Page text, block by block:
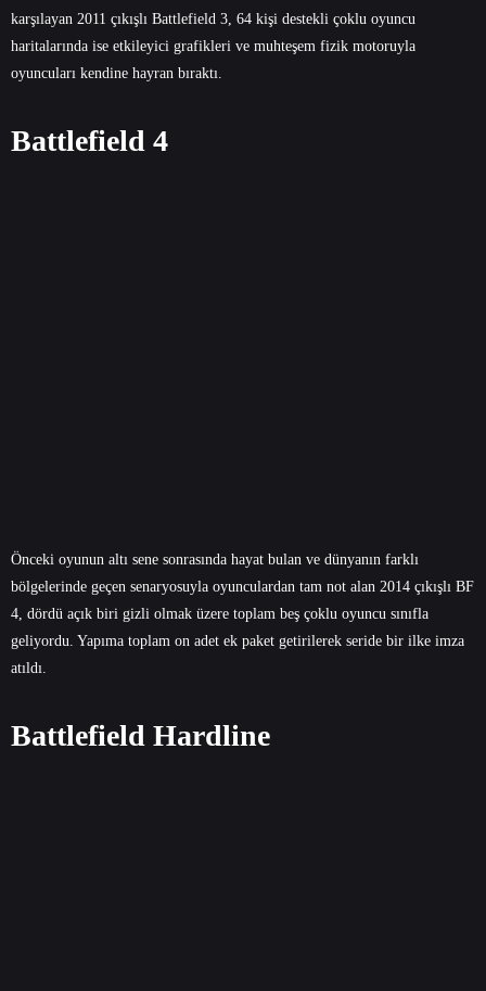
karşılayan 2011 çıkışlı Battlefield 3, 64 kişi destekli çoklu oyuncu
haritalarında ise etkileyici grafikleri ve muhteşem fizik motoruyla
oyuncuları kendine hayran bıraktı.
Battlefield 4
Önceki oyunun altı sene sonrasında hayat bulan ve dünyanın farklı
bölgelerinde geçen senaryosuyla oyunculardan tam not alan 2014 çıkışlı BF
4, dördü açık biri gizli olmak üzere toplam beş çoklu oyuncu sınıfla
geliyordu. Yapıma toplam on adet ek paket getirilerek seride bir ilke imza
atıldı.
Battlefield Hardline